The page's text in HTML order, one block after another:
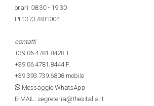
orari: 08:30 - 19:30
PI 13737801004
contatti
+39.06.4781.8428 T
+39.06.4781.8444F.
+39.393.739.6808 mobile
Messaggio WhatsApp
E-MAIL: segreteria@thesitalia.it